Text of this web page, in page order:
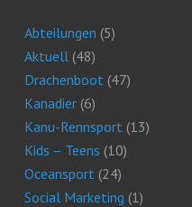
Abteilungen (5)
Aktuell(48)
Drachenboot(47)
Kanadier(6)
Kanu-Rennsport(13)
Kids – Teens (10)
Oceansport(24)
Social Marketing (1)